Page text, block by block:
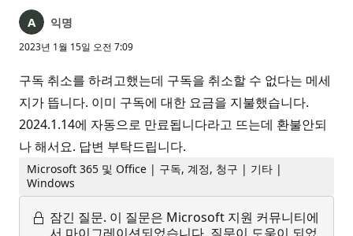
익명
2023년 1월 15일 오전 7:09
구독 취소를 하려고했는데 구독을 취소할 수 없다는 메세
지가 뜹니다. 이미 구독에 대한 요금을 지불했습니다.
2024.1.14에 자동으로 만료됩니다라고 뜨는데 환불안되
나 해서요. 답변 부탁드립니다.
Microsoft 365 및 Office | 구독, 계정, 청구 | 기타 |
Windows
잠긴 질문. 이 질문은 Microsoft 지원 커뮤니티에
서 마이그레이션되었습니다. 질문이 도움이 되었